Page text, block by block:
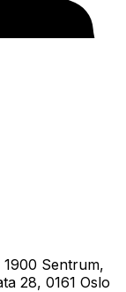
1900 Sentrum,
28, 0161 Oslo